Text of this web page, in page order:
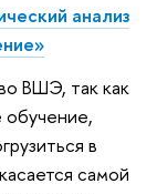
анализ
ВШЭ, так как
обучение,
в
самой